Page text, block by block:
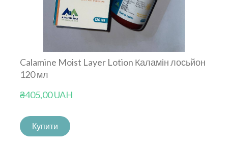
Calamine Moist Layer Lotion Каламін лосьйон
120 мл
₴405,00 UAH
Купити